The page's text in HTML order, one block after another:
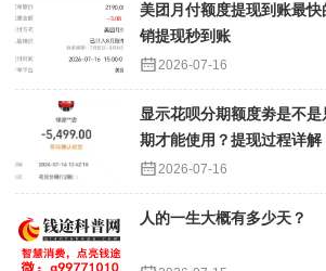
美团月付额度提现到账最
销提现秒到账
2026-07-16
显示花呗分期额度劵是不
期才能使用？提现过程详解
2026-07-16
人的一生大概有多少天？